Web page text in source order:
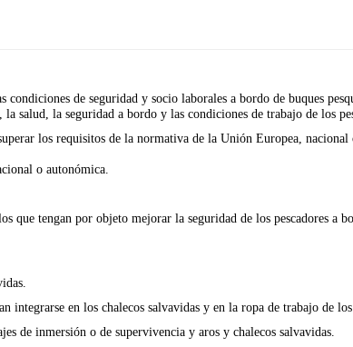
de seguridad y socio laborales a bordo de buques
salud, la seguridad a bordo y las condiciones de trabajo de los
los requisitos de la normativa de la Unión Europea, nacional
o autonómica.
que tengan por objeto mejorar la seguridad de los pescadores a
integrarse en los chalecos salvavidas y en la ropa de trabajo de los
de inmersión o de supervivencia y aros y chalecos salvavidas.